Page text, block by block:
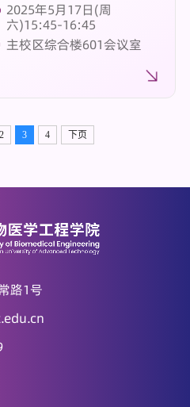
2025年5月17日(周
六)15:45-16:45
主校区综合楼601会议室
2 3 4 下页
路1号